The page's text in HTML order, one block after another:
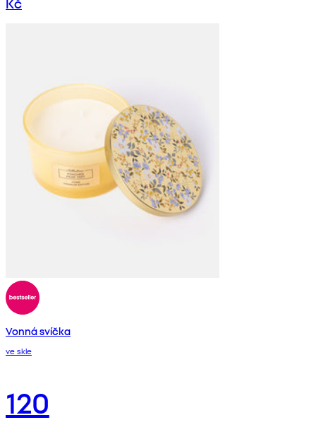
Vonná svíčka
ve skle
120